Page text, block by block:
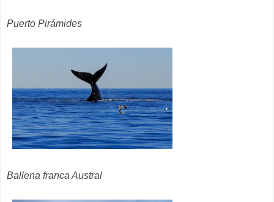
Puerto Pirámides
Ballena franca Austral